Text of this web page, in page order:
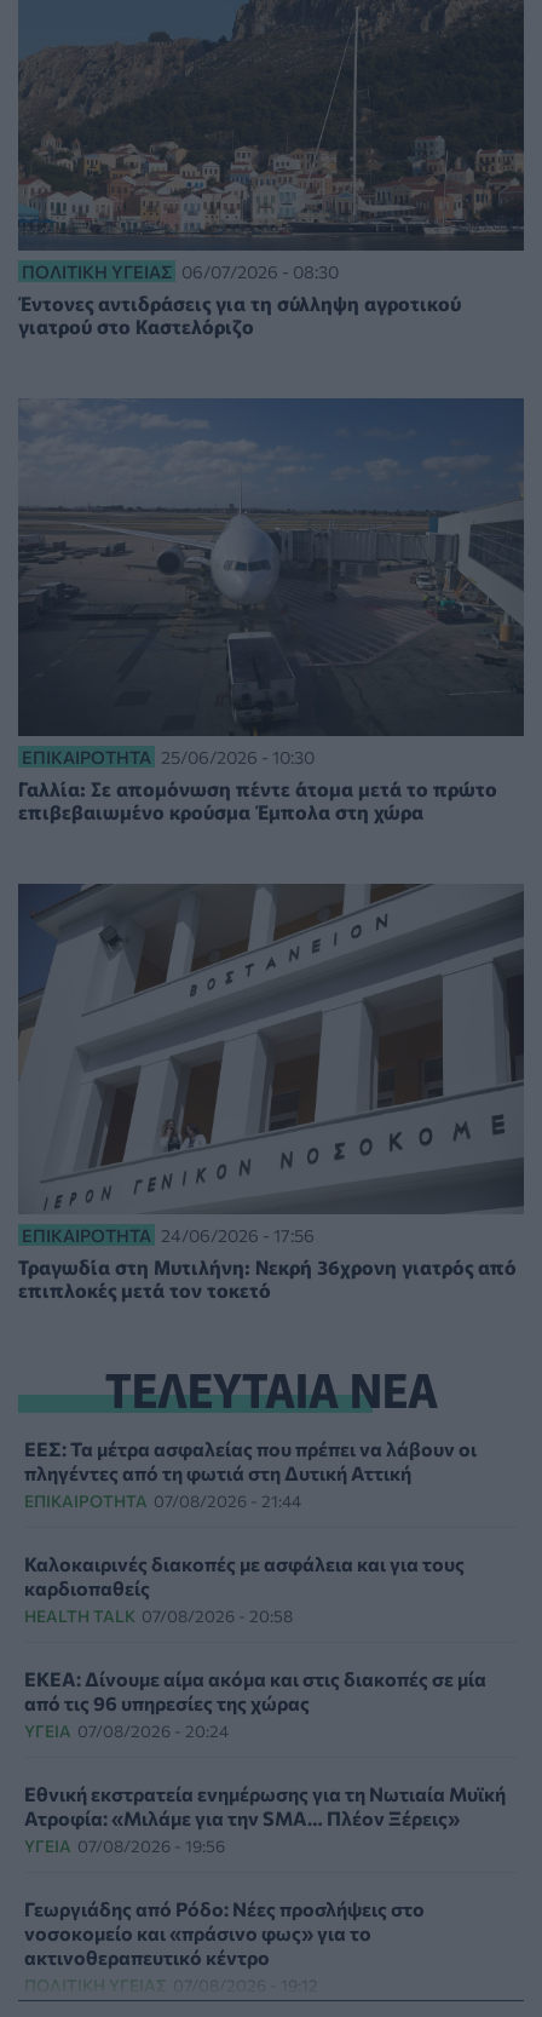
ΠΟΛΙΤΙΚΉ ΥΓΕΊΑΣ 06/07/2026 - 08:30
Έντονες αντιδράσεις για τη σύλληψη αγροτικού
γιατρού στο Καστελόριζο
ΕΠΙΚΑΙΡΌΤΗΤΑ 25/06/2026 - 10:30
Γαλλία: Σε απομόνωση πέντε άτομα μετά το πρώτο
επιβεβαιωμένο κρούσμα Έμπολα στη χώρα
ΕΠΙΚΑΙΡΌΤΗΤΑ 24/06/2026 - 17:56
Τραγωδία στη Μυτιλήνη: Νεκρή 36χρονη γιατρός από
επιπλοκές μετά τον τοκετό
ΤΕΛΕΥΤΑΙΑ ΝΕΑ
ΕΕΣ: Τα μέτρα ασφαλείας που πρέπει να λάβουν οι
πληγέντες από τη φωτιά στη Δυτική Αττική
ΕΠΙΚΑΙΡΌΤΗΤΑ 07/08/2026 - 21:44
Καλοκαιρινές διακοπές με ασφάλεια και για τους
καρδιοπαθείς
HEALTH TALK 07/08/2026 - 20:58
ΕΚΕΑ: Δίνουμε αίμα ακόμα και στις διακοπές σε μία
από τις 96 υπηρεσίες της χώρας
ΥΓΕΊΑ 07/08/2026 - 20:24
Εθνική εκστρατεία ενημέρωσης για τη Νωτιαία Μυϊκή
Ατροφία: «Μιλάμε για την SMA… Πλέον Ξέρεις»
ΥΓΕΊΑ 07/08/2026 - 19:56
Γεωργιάδης από Ρόδο: Νέες προσλήψεις στο
νοσοκομείο και «πράσινο φως» για το
ακτινοθεραπευτικό κέντρο
ΠΟΛΙΤΙΚΉ ΥΓΕΊΑΣ 07/08/2026 - 19:12